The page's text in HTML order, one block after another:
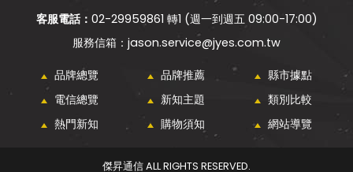
客服電話： 02-29959861 轉1 (週一到週五 09:00-17:00)
jason.service@jyes.com.tw
品牌總覽 品牌推薦
縣市據點
電信總覽
新知主題
類別比較
熱門新知
購物須知 網站導覽
傑昇通信 ALL RIGHTS RESERVED.